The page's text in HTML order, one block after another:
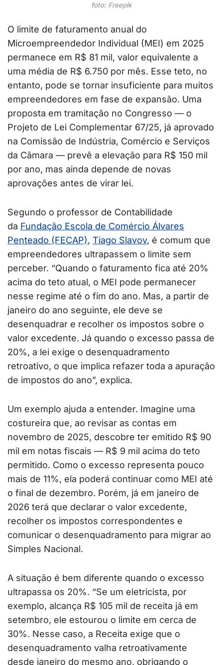
foto: Freepik
O limite de faturamento anual do
Microempreendedor Individual (MEI) em 2025
permanece em R$ 81 mil, valor equivalente a
uma média de R$ 6.750 por mês. Esse teto, no
entanto, pode se tornar insuficiente para muitos
empreendedores em fase de expansão. Uma
proposta em tramitação no Congresso — o
Projeto de Lei Complementar 67/25, já aprovado
na Comissão de Indústria, Comércio e Serviços
da Câmara — prevê a elevação para R$ 150 mil
por ano, mas ainda depende de novas
aprovações antes de virar lei.
Segundo o professor de Contabilidade
da Fundação Escola de Comércio Álvares
Penteado (FECAP), Tiago Slavov, é comum que
empreendedores ultrapassem o limite sem
perceber. “Quando o faturamento fica até 20%
acima do teto atual, o MEI pode permanecer
nesse regime até o fim do ano. Mas, a partir de
janeiro do ano seguinte, ele deve se
desenquadrar e recolher os impostos sobre o
valor excedente. Já quando o excesso passa de
20%, a lei exige o desenquadramento
retroativo, o que implica refazer toda a apuração
de impostos do ano”, explica.
Um exemplo ajuda a entender. Imagine uma
costureira que, ao revisar as contas em
novembro de 2025, descobre ter emitido R$ 90
mil em notas fiscais — R$ 9 mil acima do teto
permitido. Como o excesso representa pouco
mais de 11%, ela poderá continuar como MEI até
o final de dezembro. Porém, já em janeiro de
2026 terá que declarar o valor excedente,
recolher os impostos correspondentes e
comunicar o desenquadramento para migrar ao
Simples Nacional.
A situação é bem diferente quando o excesso
ultrapassa os 20%. “Se um eletricista, por
exemplo, alcança R$ 105 mil de receita já em
setembro, ele estourou o limite em cerca de
30%. Nesse caso, a Receita exige que o
desenquadramento valha retroativamente
desde janeiro do mesmo ano, obrigando o